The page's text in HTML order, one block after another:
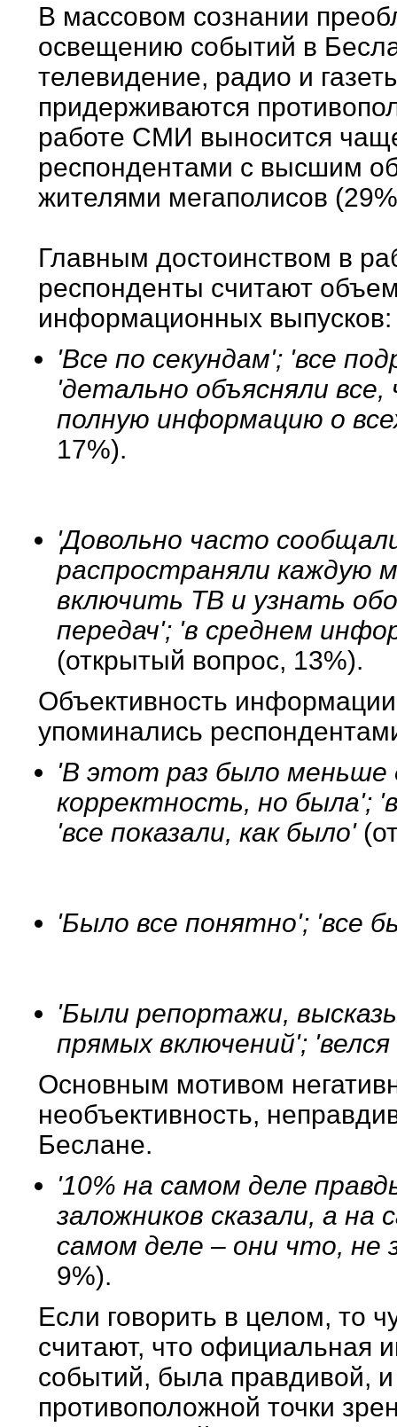
В массовом сознании
освещению событий в
телевидение, радио и
придерживаются
работе СМИ выносится
респондентами с высшим
жителями мегаполисов
Главным достоинством в
респонденты считают
информационных выпусков:
'Все по секундам'; 'все
'детально объясняли
полную информацию о
17%).
'Довольно часто
распространяли каждую
включить ТВ и узнать
передач'; 'в среднем
(открытый вопрос, 13%).
Объективность
упоминались
'В этот раз было меньше
корректность, но была';
'все показали, как было'
'Было все понятно'; 'все
'Были репортажи,
прямых включений';
Основным мотивом
необъективность,
Беслане.
'10% на самом деле
заложников сказали, а
самом деле – они что, не
9%).
Если говорить в целом, то
считают, что официальная
событий, была правдивой,
противоположной точки